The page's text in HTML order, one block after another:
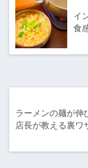
イ
食
ラーメンの麺が伸
店長が教える裏ワ